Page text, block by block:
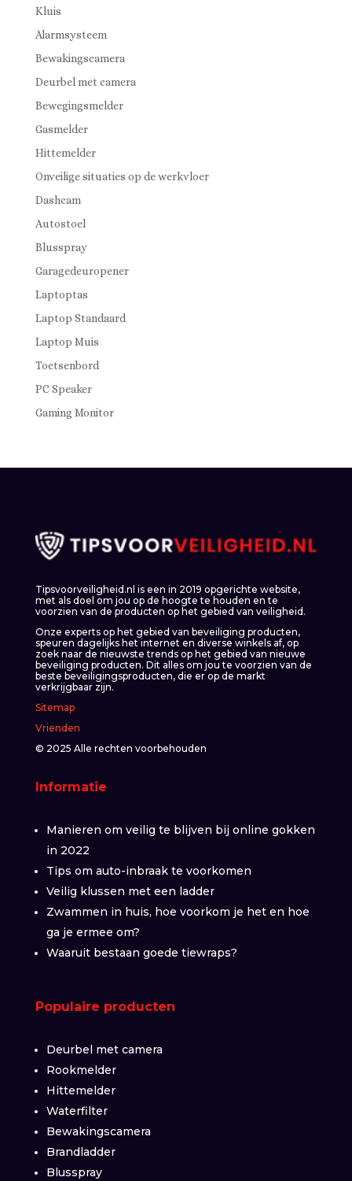
Kluis
Alarmsysteem
Bewakingscamera
Deurbel met camera
Bewegingsmelder
Gasmelder
Hittemelder
Onveilige situaties op de werkvloer
Dashcam
Autostoel
Blusspray
Garagedeuropener
Laptoptas
Laptop Standaard
Laptop Muis
Toetsenbord
PC Speaker
Gaming Monitor
Tipsvoorveiligheid.nl is een in 2019 opgerichte website,
met als doel om jou op de hoogte te houden en te
voorzien van de producten op het gebied van veiligheid.
Onze experts op het gebied van beveiliging producten,
speuren dagelijks het internet en diverse winkels af, op
zoek naar de nieuwste trends op het gebied van nieuwe
beveiliging producten. Dit alles om jou te voorzien van de
beste beveiligingsproducten, die er op de markt
verkrijgbaar zijn.
Sitemap
Vrienden
© 2025 Alle rechten voorbehouden
Informatie
Manieren om veilig te blijven bij online gokken
in 2022
Tips om auto-inbraak te voorkomen
Veilig klussen met een ladder
Zwammen in huis, hoe voorkom je het en hoe
ga je ermee om?
Waaruit bestaan goede tiewraps?
Populaire producten
Deurbel met camera
Rookmelder
Hittemelder
Waterfilter
Bewakingscamera
Brandladder
Blusspray